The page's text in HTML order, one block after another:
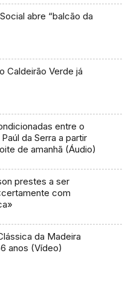
abre “balcão da
Caldeirão Verde já
entre o
da Serra a partir
de amanhã (Áudio)
prestes a ser
com
da Madeira
anos (Vídeo)